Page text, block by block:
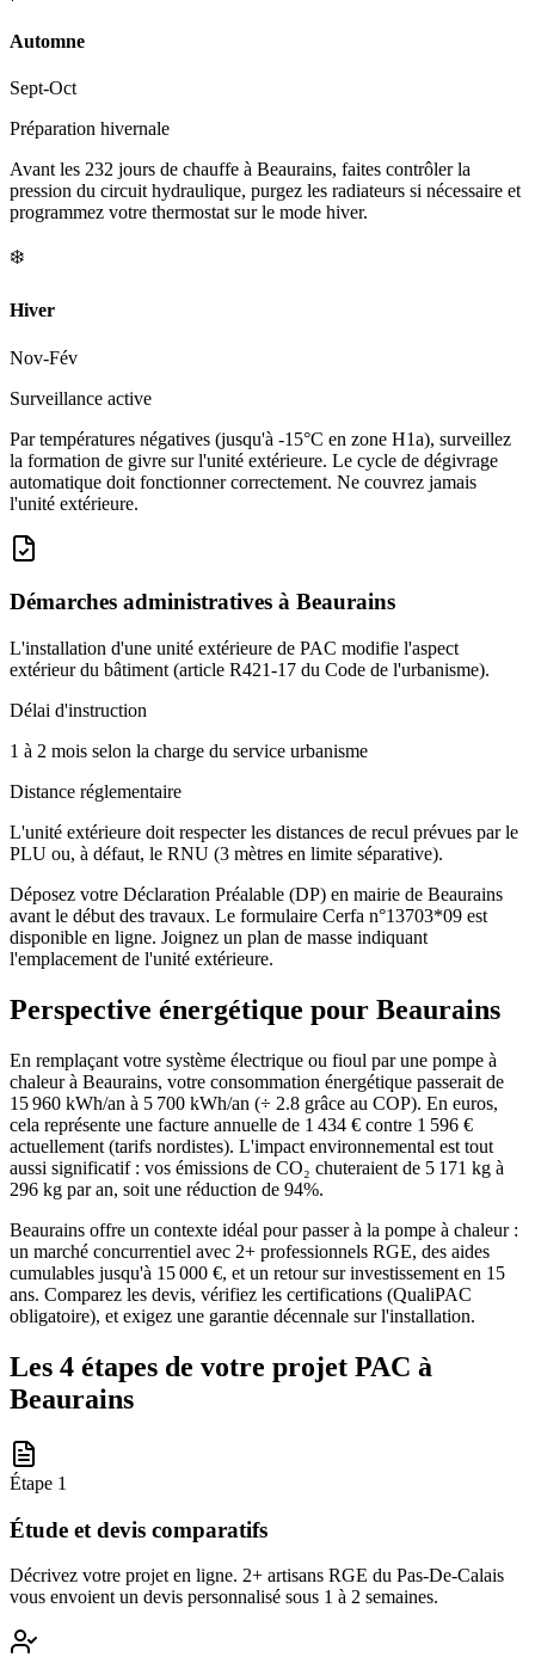
Automne
Sept-Oct
Préparation hivernale
Avant les 232 jours de chauffe à Beaurains, faites contrôler la
pression du circuit hydraulique, purgez les radiateurs si nécessaire et
programmez votre thermostat sur le mode hiver.
❄️
Hiver
Nov-Fév
Surveillance active
Par températures négatives (jusqu'à -15°C en zone H1a), surveillez
la formation de givre sur l'unité extérieure. Le cycle de dégivrage
automatique doit fonctionner correctement. Ne couvrez jamais
l'unité extérieure.
Démarches administratives à Beaurains
L'installation d'une unité extérieure de PAC modifie l'aspect
extérieur du bâtiment (article R421-17 du Code de l'urbanisme).
Délai d'instruction
1 à 2 mois selon la charge du service urbanisme
Distance réglementaire
L'unité extérieure doit respecter les distances de recul prévues par le
PLU ou, à défaut, le RNU (3 mètres en limite séparative).
Déposez votre Déclaration Préalable (DP) en mairie de Beaurains
avant le début des travaux. Le formulaire Cerfa n°13703*09 est
disponible en ligne. Joignez un plan de masse indiquant
l'emplacement de l'unité extérieure.
Perspective énergétique pour Beaurains
En remplaçant votre système électrique ou fioul par une pompe à
chaleur à Beaurains, votre consommation énergétique passerait de
15 960 kWh/an à 5 700 kWh/an (÷ 2.8 grâce au COP). En euros,
cela représente une facture annuelle de 1 434 € contre 1 596 €
actuellement (tarifs nordistes). L'impact environnemental est tout
aussi significatif : vos émissions de CO₂ chuteraient de 5 171 kg à
296 kg par an, soit une réduction de 94%.
Beaurains offre un contexte idéal pour passer à la pompe à chaleur :
un marché concurrentiel avec 2+ professionnels RGE, des aides
cumulables jusqu'à 15 000 €, et un retour sur investissement en 15
ans. Comparez les devis, vérifiez les certifications (QualiPAC
obligatoire), et exigez une garantie décennale sur l'installation.
Les 4 étapes de votre projet PAC à
Beaurains
Étape 1
Étude et devis comparatifs
Décrivez votre projet en ligne. 2+ artisans RGE du Pas-De-Calais
vous envoient un devis personnalisé sous 1 à 2 semaines.